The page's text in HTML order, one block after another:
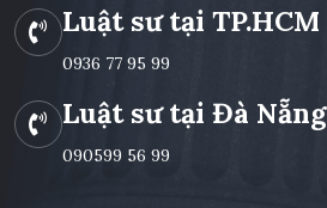
Luật sư tại TP.HCM
0936 77 95 99
Luật sư tại Đà Nẵng
090599 56 99